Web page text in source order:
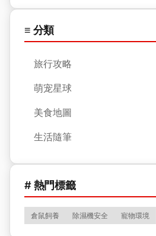
≡ 分類
旅行攻略
萌宠星球
美食地圖
生活隨筆
# 熱門標籤
倉鼠飼養 除濕機安全 寵物環境